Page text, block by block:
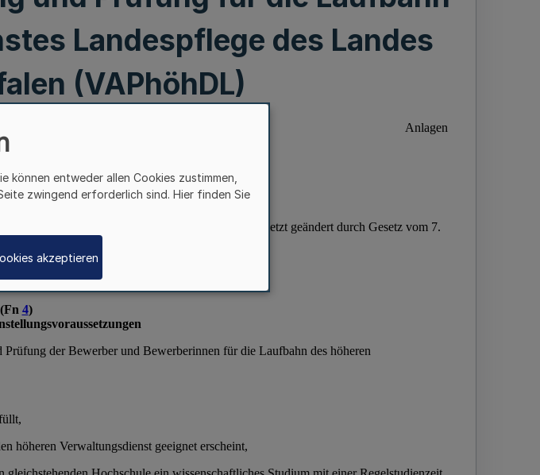
Landespflege des Landes
(VAPhöhDL)
können entweder allen Cookies zustimmen,
zwingend erforderlich sind. Hier finden Sie
akzeptieren